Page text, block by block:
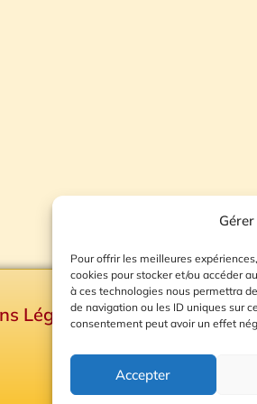
Pour offrir les meilleures
cookies pour stocker et/ou accéder
à ces technologies nous permettra
de navigation ou les ID uniques sur
consentement peut avoir un effet
Accepter
Légales
Plan du site